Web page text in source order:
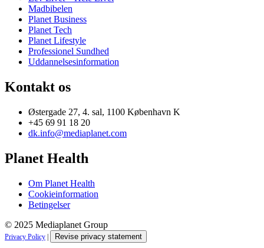
Madbibelen
Planet Business
Planet Tech
Planet Lifestyle
Professionel Sundhed
Uddannelsesinformation
Kontakt os
Østergade 27, 4. sal, 1100 København K
+45 69 91 18 20
dk.info@mediaplanet.com
Planet Health
Om Planet Health
Cookieinformation
Betingelser
© 2025 Mediaplanet Group
Privacy Policy Revise privacy statement